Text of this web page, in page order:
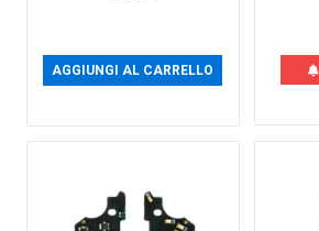
AGGIUNGI AL CARRELLO